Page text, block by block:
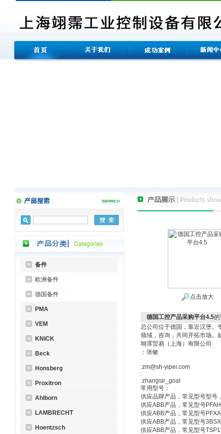
备件
欧洲备件
德国备件
PMA
VEM
KNICK
Beck
Honsberg
Proxitron
Ahlborn
LAMBRECHT
Hoentzsch
点击放大
德国工控产品采购平台4.5
总公司位于德国，靠近汉堡。
领域，咨询，共同开拓市场。
翊霈贸易（上海）有限公司
：张敏
:zm@sh-yipei.com
:
:zhangsir_goal
常用型号：
供应品牌产品，常见型号型号
供应ABB产品，常见型号
供应ABB产品，常见型号
供应ABB产品，常见型号
供应ABB产品，常见型号